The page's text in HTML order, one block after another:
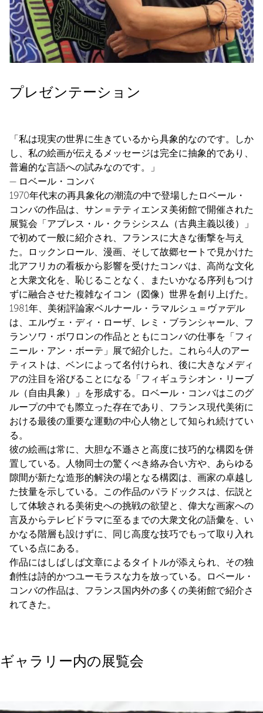
プレゼンテーション
「私は現実の世界に生きているから具象的なのです。しか
し、私の絵画が伝えるメッセージは完全に抽象的であり、
普遍的な言語への試みなのです。」
— ロベール・コンバ
1970年代末の再具象化の潮流の中で登場したロベール・
コンバの作品は、サン＝テティエンヌ美術館で開催された
展覧会「アプレス・ル・クラシシスム（古典主義以後）」
で初めて一般に紹介され、フランスに大きな衝撃を与え
た。ロックンロール、漫画、そして故郷セートで見かけた
北アフリカの看板から影響を受けたコンバは、高尚な文化
と大衆文化を、恥じることなく、またいかなる序列もつけ
ずに融合させた複雑なイコン（図像）世界を創り上げた。
1981年、美術評論家ベルナール・ラマルシュ＝ヴァデル
は、エルヴェ・ディ・ローザ、レミ・ブランシャール、フ
ランソワ・ボワロンの作品とともにコンバの仕事を「フィ
ニール・アン・ボーテ」展で紹介した。これら4人のアー
ティストは、ベンによって名付けられ、後に大きなメディ
アの注目を浴びることになる「フィギュラシオン・リーブ
ル（自由具象）」を形成する。ロベール・コンバはこのグ
ループの中でも際立った存在であり、フランス現代美術に
おける最後の重要な運動の中心人物として知られ続けてい
る。
彼の絵画は常に、大胆な不遜さと高度に技巧的な構図を併
置している。人物同士の驚くべき絡み合い方や、あらゆる
隙間が新たな造形的解決の場となる構図は、画家の卓越し
た技量を示している。この作品のパラドックスは、伝説と
して体験される美術史への挑戦の欲望と、偉大な画家への
言及からテレビドラマに至るまでの大衆文化の語彙を、い
かなる階層も設けずに、同じ高度な技巧でもって取り入れ
ている点にある。
作品にはしばしば文章によるタイトルが添えられ、その独
創性は詩的かつユーモラスな力を放っている。ロベール・
コンバの作品は、フランス国内外の多くの美術館で紹介さ
れてきた。
ギャラリー内の展覧会